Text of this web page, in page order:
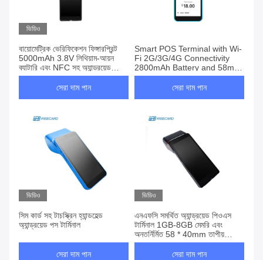
ভিডিও
বায়োমেট্রিক ভেরিফিকেশন ফিঙ্গারপ্রিন্ট
5000mAh 3.8V লিথিয়াম-আয়ন
ব্যাটারি এবং NFC সহ অ্যান্ড্রয়েড
পিওএস টার্মিনাল
সেরা দাম পান
Smart POS Terminal with Wi-
Fi 2G/3G/4G Connectivity
2800mAh Battery and 58mm
Thermal Printer
সেরা দাম পান
ভিডিও
সিম কার্ড সহ টাচস্ক্রিন হ্যান্ডহেল্ড
অ্যান্ড্রয়েড পস টার্মিনাল
সেরা দাম পান
ভিডিও
এনএফসি সমর্থিত অ্যান্ড্রয়েড পিওএস
টার্মিনাল 1GB-8GB মেমরি এবং
অন্তর্নির্মিত 58 * 40mm তাপীয়
প্রিন্টার সহ
সেরা দাম পান